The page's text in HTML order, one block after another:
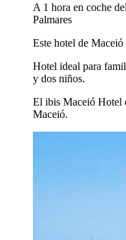
A 1 hora en coche
Palmares
Este hotel de Maceió
Hotel ideal para
y dos niños.
El ibis Maceió Hotel
Maceió.